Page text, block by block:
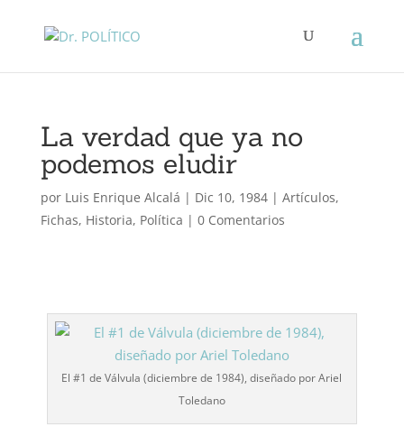
La verdad que ya no
podemos eludir
por Luis Enrique Alcalá | Dic 10, 1984| Artículos,
Fichas, Historia, Política | 0 Comentarios
El #1 de Válvula (diciembre de 1984), diseñado por Ariel
Toledano